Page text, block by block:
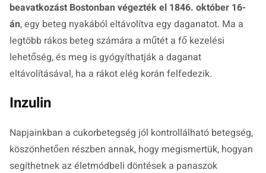
beavatkozást Bostonban végezték el 1846. október 16-
án, egy beteg nyakából eltávolítva egy daganatot. Ma a
legtöbb rákos beteg számára a műtét a fő kezelési
lehetőség, és meg is gyógyíthatják a daganat
eltávolításával, ha a rákot elég korán felfedezik.
Inzulin
Napjainkban a cukorbetegség jól kontrollálható betegség,
köszönhetően részben annak, hogy megismertük, hogyan
segíthetnek az életmódbeli döntések a panaszok